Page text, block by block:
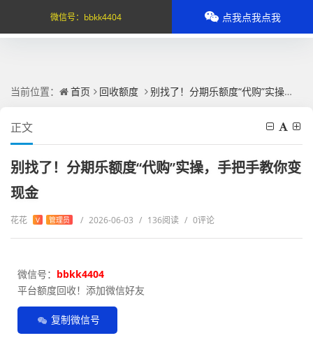
当前位置： 首页 回收额度 别找了！分期乐额度“代购”实操，手把手教你变现金
正文
别找了！分期乐额度“代购”实操，手把手教你变
现金
花花 V 管理员 / 2026-06-03 / 136阅读 / 0评论
微信号： bbkk4404
平台额度回收！添加微信好友
复制微信号
微信号： bbkk4404 点我点我点我